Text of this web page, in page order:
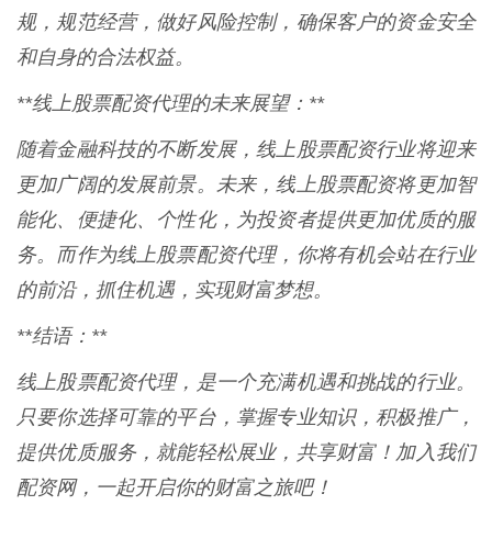
规，规范经营，做好风险控制，确保客户的资金安全
和自身的合法权益。
**线上股票配资代理的未来展望：**
随着金融科技的不断发展，线上股票配资行业将迎来
更加广阔的发展前景。未来，线上股票配资将更加智
能化、便捷化、个性化，为投资者提供更加优质的服
务。而作为线上股票配资代理，你将有机会站在行业
的前沿，抓住机遇，实现财富梦想。
**结语：**
线上股票配资代理，是一个充满机遇和挑战的行业。
只要你选择可靠的平台，掌握专业知识，积极推广，
提供优质服务，就能轻松展业，共享财富！加入我们
配资网，一起开启你的财富之旅吧！